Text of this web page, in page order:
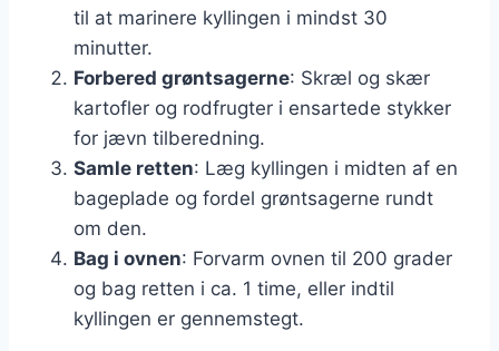
til at marinere kyllingen i mindst 30
minutter.
Forbered grøntsagerne: Skræl og skær
kartofler og rodfrugter i ensartede stykker
for jævn tilberedning.
Samle retten: Læg kyllingen i midten af en
bageplade og fordel grøntsagerne rundt
om den.
Bag i ovnen: Forvarm ovnen til 200 grader
og bag retten i ca. 1 time, eller indtil
kyllingen er gennemstegt.